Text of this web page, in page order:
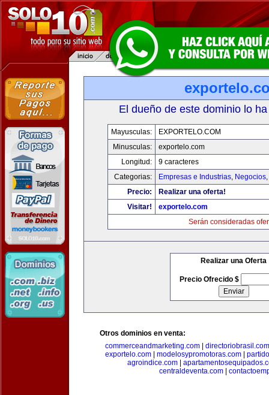
El dueño de este dominio lo
Mayusculas:
EXPORTELO.COM
Minusculas:
exportelo.com
Longitud:
9 caracteres
Categorias:
Empresas e Industrias, Negocios,
Precio:
Realizar una oferta!
Visitar!
exportelo.com
Serán consideradas
Realizar una Oferta
Precio Ofrecido $
Otros dominios en venta:
commerceandmarketing.com| directoriobrasil.com
exportelo.com
modelosypromotoras.com
agroindice.com
centraldeventa.com